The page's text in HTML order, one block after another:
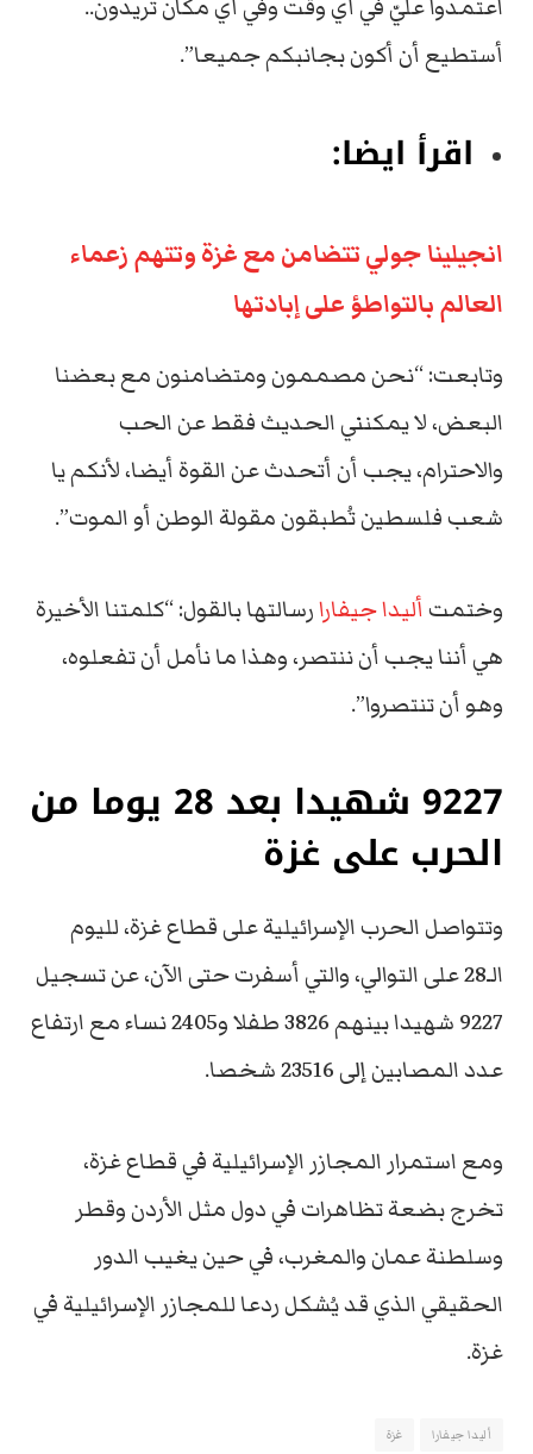
اعتمدوا عليّ في أي وقت وفي أي مكان تريدون..
أستطيع أن أكون بجانبكم جميعا”.
اقرأ ايضا:
انجيلينا جولي تتضامن مع غزة وتتهم زعماء
العالم بالتواطؤ على إبادتها
وتابعت: “نحن مصممون ومتضامنون مع بعضنا
البعض، لا يمكنني الحديث فقط عن الحب
والاحترام، يجب أن أتحدث عن القوة أيضا، لأنكم يا
شعب فلسطين تُطبقون مقولة الوطن أو الموت”.
وختمتأليدا جيفارارسالتها بالقول: “كلمتنا الأخيرة
هي أننا يجب أن ننتصر، وهذا ما نأمل أن تفعلوه،
وهو أن تنتصروا”.
9227 شهيدا بعد 28 يوما من
الحرب على غزة
وتتواصل الحرب الإسرائيلية على قطاع غزة، لليوم
الـ28 على التوالي، والتي أسفرت حتى الآن، عن تسجيل
9227 شهيدا بينهم 3826 طفلا و2405 نساء مع ارتفاع
عدد المصابين إلى 23516 شخصا.
ومع استمرار المجازر الإسرائيلية في قطاع غزة،
تخرج بضعة تظاهرات في دول مثل الأردن وقطر
وسلطنة عمان والمغرب، في حين يغيب الدور
الحقيقي الذي قد يُشكل ردعا للمجازر الإسرائيلية في
غزة.
أليدا جيفارا غزة